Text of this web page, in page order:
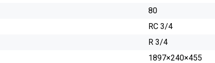
80
RC 3/4
R 3/4
1897×240×455